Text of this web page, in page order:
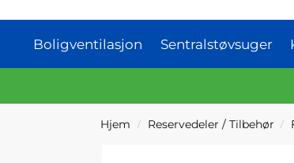
Boligventilasjon Sentralstøvsuger
Hjem / Reservedeler / Tilbehør /